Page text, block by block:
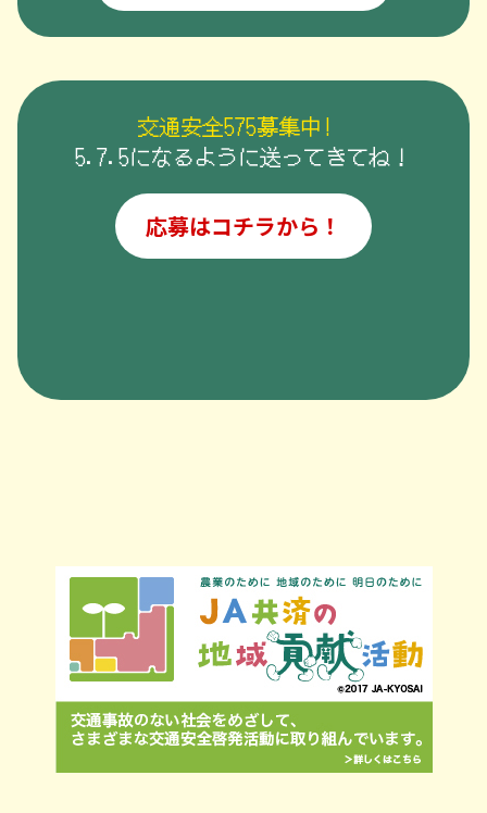
交通安全575募集中!
5.7.5になるように送ってきてね！
応募はコチラから！